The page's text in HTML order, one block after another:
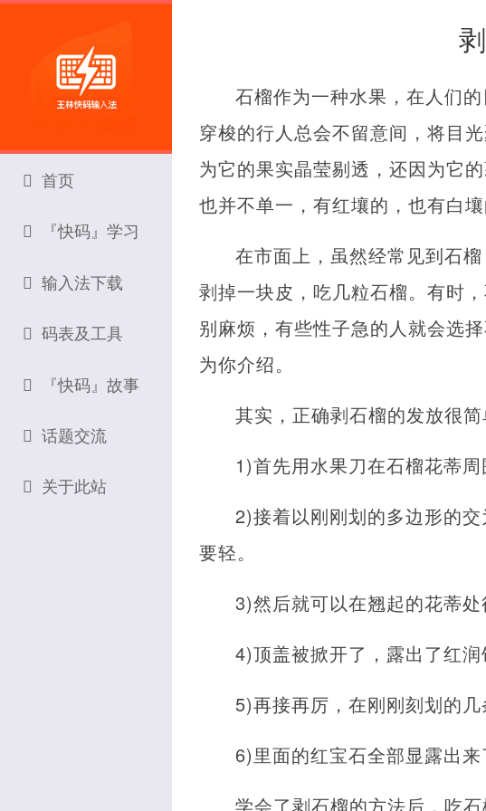
石榴作为一种水果，在人们
穿梭的行人总会不留意间，将目
为它的果实晶莹剔透，还因为它
也并不单一，有红壤的，也有白
在市面上，虽然经常见到石
剥掉一块皮，吃几粒石榴。有时
别麻烦，有些性子急的人就会选
为你介绍。
其实，正确剥石榴的发放很
1)首先用水果刀在石榴花蒂
2)接着以刚刚划的多边形的
要轻。
3)然后就可以在翘起的花蒂处
4)顶盖被掀开了，露出了红润
5)再接再厉，在刚刚刻划的几
6)里面的红宝石全部显露出来
学会了剥石榴的方法后，吃
首页
『快码』学习
输入法下载
码表及工具
『快码』故事
话题交流
关于此站